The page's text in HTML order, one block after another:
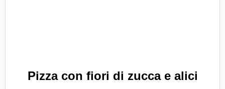
Pizza con fiori di zucca e alici